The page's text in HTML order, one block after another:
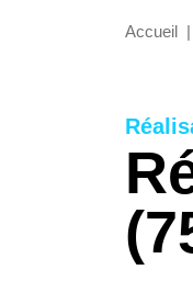
Accueil